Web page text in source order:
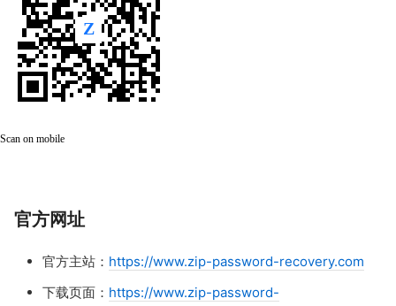
Scan on mobile
官方网址
官方主站： https://www.zip-password-recovery.com
下载页面： https://www.zip-password-